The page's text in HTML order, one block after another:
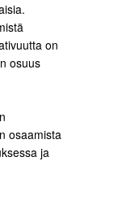
on
osuus
osaamista
ja